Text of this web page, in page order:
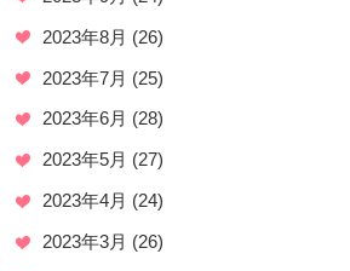
2023年8月 (26)
2023年7月 (25)
2023年6月 (28)
2023年5月 (27)
2023年4月 (24)
2023年3月 (26)